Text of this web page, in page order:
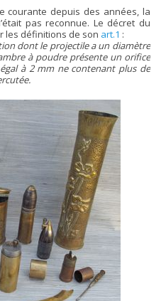
courante depuis des années, la
pas reconnue. Le décret du
les définitions de son art.1 :
dont le projectile a un diamètre
à poudre présente un orifice
à 2 mm ne contenant plus de